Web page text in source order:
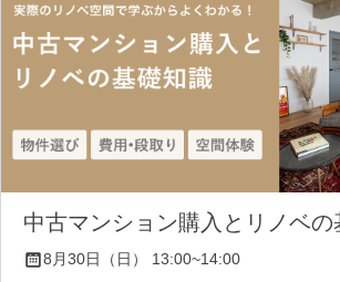
中古マンション購入とリノベの
8月30日（日） 13:00~14:00